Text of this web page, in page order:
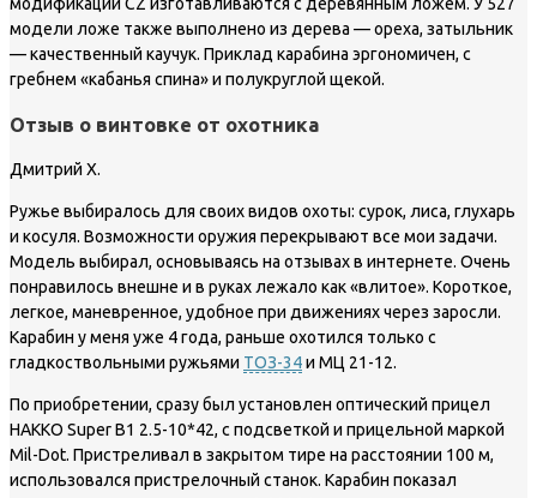
модификации CZ изготавливаются с деревянным ложем. У 527
модели ложе также выполнено из дерева — ореха, затыльник
— качественный каучук. Приклад карабина эргономичен, с
гребнем «кабанья спина» и полукруглой щекой.
Отзыв о винтовке от охотника
Дмитрий Х.
Ружье выбиралось для своих видов охоты: сурок, лиса, глухарь
и косуля. Возможности оружия перекрывают все мои задачи.
Модель выбирал, основываясь на отзывах в интернете. Очень
понравилось внешне и в руках лежало как «влитое». Короткое,
легкое, маневренное, удобное при движениях через заросли.
Карабин у меня уже 4 года, раньше охотился только с
гладкоствольными ружьями ТОЗ-34и МЦ 21-12.
По приобретении, сразу был установлен оптический прицел
HAKKO Super B1 2.5-10*42, с подсветкой и прицельной маркой
Mil-Dot. Пристреливал в закрытом тире на расстоянии 100 м,
использовался пристрелочный станок. Карабин показал